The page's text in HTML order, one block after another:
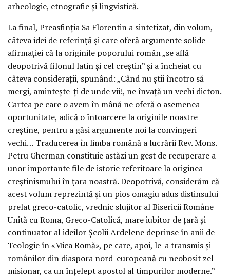
arheologie, etnografie și lingvistică.
La final, Preasfinția Sa Florentin a sintetizat, din volum,
câteva idei de referință și care oferă argumente solide
afirmației că la originile poporului român „se află
deopotrivă filonul latin și cel creștin” și a încheiat cu
câteva considerații, spunând: „Când nu știi încotro să
mergi, amintește-ți de unde vii!, ne învață un vechi dicton.
Cartea pe care o avem în mână ne oferă o asemenea
oportunitate, adică o întoarcere la originile noastre
creștine, pentru a găsi argumente noi la convingeri
vechi… Traducerea în limba română a lucrării Rev. Mons.
Petru Gherman constituie astăzi un gest de recuperare a
unor importante file de istorie referitoare la originea
creștinismului în țara noastră. Deopotrivă, considerăm că
acest volum reprezintă și un pios omagiu adus distinsului
prelat greco-catolic, vrednic slujitor al Bisericii Române
Unită cu Roma, Greco-Catolică, mare iubitor de țară și
continuator al ideilor Școlii Ardelene deprinse în anii de
Teologie în «Mica Romă», pe care, apoi, le-a transmis și
românilor din diaspora nord-europeană cu neobosit zel
misionar, ca un înțelept apostol al timpurilor moderne.”